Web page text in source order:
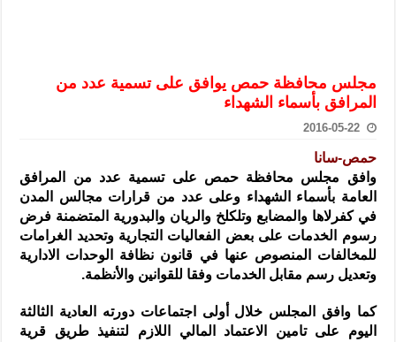
سوريا تبحث مع الإيسيسكو التعاون في البحث العلمي وحماية التراث
مجلس محافظة حمص يوافق على تسمية عدد من
المرافق بأسماء الشهداء
2016-05-22
حمص-سانا
وافق مجلس محافظة حمص على تسمية عدد من المرافق
العامة بأسماء الشهداء وعلى عدد من قرارات مجالس المدن
في كفرلاها والمضابع وتلكلخ والريان والبدورية المتضمنة فرض
رسوم الخدمات على بعض الفعاليات التجارية وتحديد الغرامات
للمخالفات المنصوص عنها في قانون نظافة الوحدات الادارية
وتعديل رسم مقابل الخدمات وفقا للقوانين والأنظمة.
كما وافق المجلس خلال أولى اجتماعات دورته العادية الثالثة
اليوم على تامين الاعتماد المالي اللازم لتنفيذ طريق قرية